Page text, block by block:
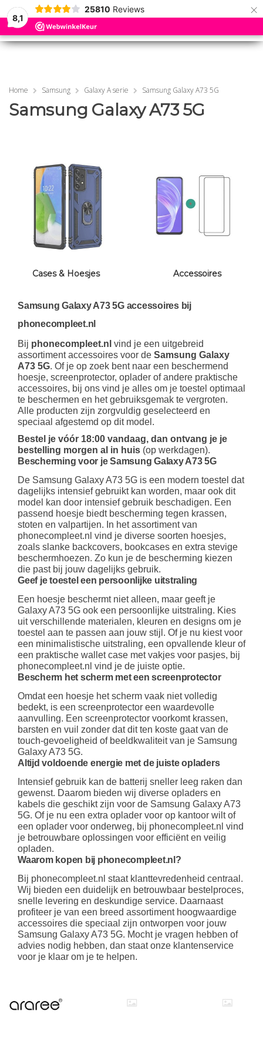
8,1
25810 Reviews ×
MENU
MENU
Home Samsung Galaxy A serie Samsung Galaxy A73 5G
Samsung Galaxy A73 5G
Cases & Hoesjes Accessoires
Samsung Galaxy A73 5G accessoires bij
phonecompleet.nl
Bij phonecompleet.nl vind je een uitgebreid
assortiment accessoires voor de Samsung Galaxy
A73 5G. Of je op zoek bent naar een beschermend
hoesje, screenprotector, oplader of andere praktische
accessoires, bij ons vind je alles om je toestel optimaal
te beschermen en het gebruiksgemak te vergroten.
Alle producten zijn zorgvuldig geselecteerd en
speciaal afgestemd op dit model.
Bestel je vóór 18:00 vandaag, dan ontvang je je
bestelling morgen al in huis (op werkdagen).
Bescherming voor je Samsung Galaxy A73 5G
De Samsung Galaxy A73 5G is een modern toestel dat
dagelijks intensief gebruikt kan worden, maar ook dit
model kan door intensief gebruik beschadigen. Een
passend hoesje biedt bescherming tegen krassen,
stoten en valpartijen. In het assortiment van
phonecompleet.nl vind je diverse soorten hoesjes,
zoals slanke backcovers, bookcases en extra stevige
beschermhoezen. Zo kun je de bescherming kiezen
die past bij jouw dagelijks gebruik.
Geef je toestel een persoonlijke uitstraling
Een hoesje beschermt niet alleen, maar geeft je
Galaxy A73 5G ook een persoonlijke uitstraling. Kies
uit verschillende materialen, kleuren en designs om je
toestel aan te passen aan jouw stijl. Of je nu kiest voor
een minimalistische uitstraling, een opvallende kleur of
een praktische wallet case met vakjes voor pasjes, bij
phonecompleet.nl vind je de juiste optie.
Bescherm het scherm met een screenprotector
Omdat een hoesje het scherm vaak niet volledig
bedekt, is een screenprotector een waardevolle
aanvulling. Een screenprotector voorkomt krassen,
barsten en vuil zonder dat dit ten koste gaat van de
touch-gevoeligheid of beeldkwaliteit van je Samsung
Galaxy A73 5G.
Altijd voldoende energie met de juiste opladers
Intensief gebruik kan de batterij sneller leeg raken dan
gewenst. Daarom bieden wij diverse opladers en
kabels die geschikt zijn voor de Samsung Galaxy A73
5G. Of je nu een extra oplader voor op kantoor wilt of
een oplader voor onderweg, bij phonecompleet.nl vind
je betrouwbare oplossingen voor efficiënt en veilig
opladen.
Waarom kopen bij phonecompleet.nl?
Bij phonecompleet.nl staat klanttevredenheid centraal.
Wij bieden een duidelijk en betrouwbaar bestelproces,
snelle levering en deskundige service. Daarnaast
profiteer je van een breed assortiment hoogwaardige
accessoires die speciaal zijn ontworpen voor jouw
Samsung Galaxy A73 5G. Mocht je vragen hebben of
advies nodig hebben, dan staat onze klantenservice
voor je klaar om je te helpen.